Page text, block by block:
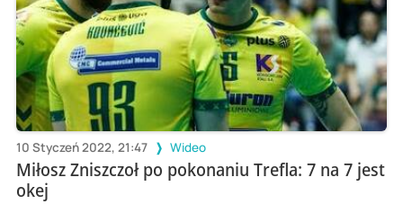
10 Styczeń 2022, 21:47 Wideo
Miłosz Zniszczoł po pokonaniu Trefla: 7 na 7 jest
okej